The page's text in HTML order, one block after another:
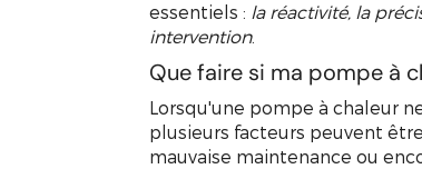
essentiels : la réactivité, la
intervention.
Que faire si ma pompe à
Lorsqu'une pompe à chaleur
plusieurs facteurs peuvent
mauvaise maintenance ou